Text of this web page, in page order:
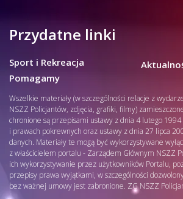
Przydatne linki
Sport i Rekreacja
Pomagamy
Wszelkie materiały (w szczególności relacje z
NSZZ Policjantów, zdjęcia, grafiki, filmy)
chronione są przepisami ustawy z dnia 4 lutego
i prawach pokrewnych oraz ustawy z dnia 27 lipca
danych. Materiały te mogą być wykorzystywane
z właścicielem portalu - Zarządem Głównym NSZZ
ich wykorzystywanie przez użytkowników Portalu,
przepisy prawa wyjątkami, w szczególności
bez ważnej umowy jest zabronione. ZG NSZZ